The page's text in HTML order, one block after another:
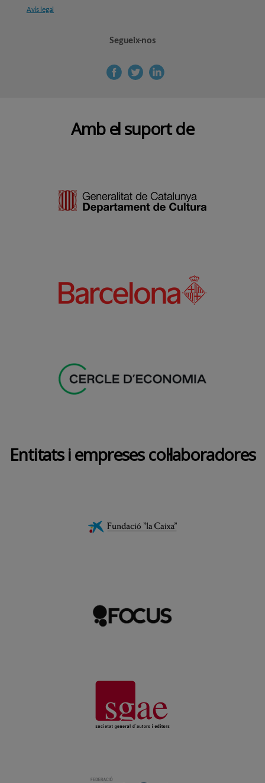
Avís legal
Segueix-nos
Amb el suport de
Entitats i empreses col·laboradores